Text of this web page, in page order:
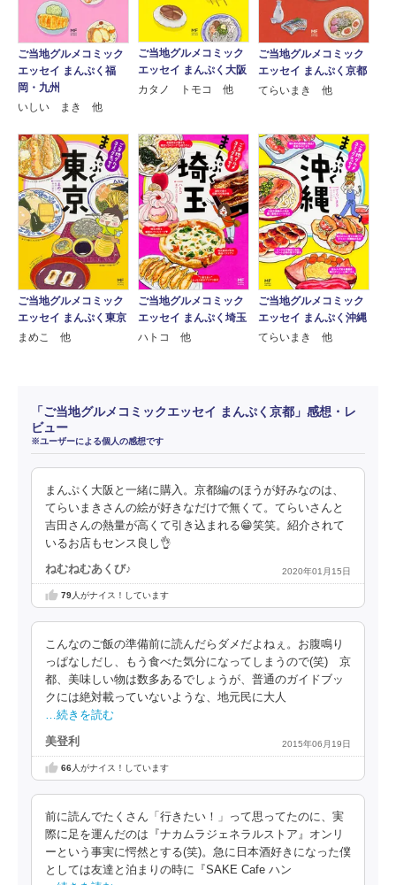
ご当地グルメコミック
エッセイ まんぷく福
岡・九州
いしい まき 他
ご当地グルメコミック
エッセイ まんぷく大阪
カタノ トモコ 他
ご当地グルメコミック
エッセイ まんぷく京都
てらいまき 他
ご当地グルメコミック
エッセイ まんぷく東京
まめこ 他
ご当地グルメコミック
エッセイ まんぷく埼玉
ハトコ 他
ご当地グルメコミック
エッセイ まんぷく沖縄
てらいまき 他
「ご当地グルメコミックエッセイ まんぷく京都」感想・レ
ビュー
※ユーザーによる個人の感想です
まんぷく大阪と一緒に購入。京都編のほうが好みなのは、
てらいまきさんの絵が好きなだけで無くて。てらいさんと
吉田さんの熱量が高くて引き込まれる😁笑笑。紹介されて
いるお店もセンス良し👌
ねむねむあくび♪ 2020年01月15日
79人がナイス！しています
こんなのご飯の準備前に読んだらダメだよねぇ。お腹鳴り
っぱなしだし、もう食べた気分になってしまうので(笑) 京
都、美味しい物は数多あるでしょうが、普通のガイドブッ
クには絶対載っていないような、地元民に大人
…続きを読む
美登利 2015年06月19日
66人がナイス！しています
前に読んでたくさん「行きたい！」って思ってたのに、実
際に足を運んだのは『ナカムラジェネラルストア』オンリ
ーという事実に愕然とする(笑)。急に日本酒好きになった僕
としては友達と泊まりの時に『SAKE Cafe ハン